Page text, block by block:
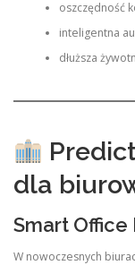
oszczędność
inteligentna
dłuższa
dla
Smart
W nowoczesnych